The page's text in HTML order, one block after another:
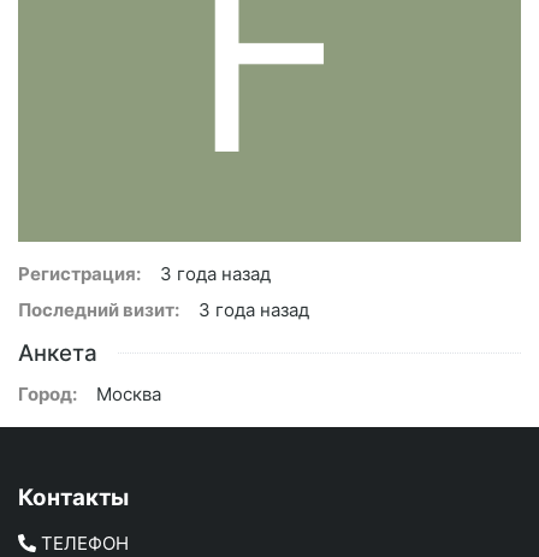
Регистрация:
3 года назад
Последний визит:
3 года назад
Анкета
Город: Москва
Контакты
ТЕЛЕФОН